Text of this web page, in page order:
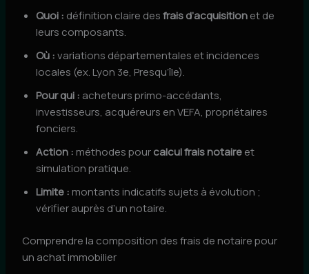
Quoi : définition claire desfrais d’acquisitionet de
leurs composants.
Où :variations départementales et incidences
locales (ex. Lyon 3e, Presqu’île).
Pour qui : acheteurs primo-accédants,
investisseurs, acquéreurs en VEFA, propriétaires
fonciers.
Action : méthodes pourcalcul frais notaireet
simulation pratique.
Limite : montants indicatifs sujets à évolution ;
vérifier auprès d’un notaire.
Comprendre la composition des frais de notaire pour
un achat immobilier